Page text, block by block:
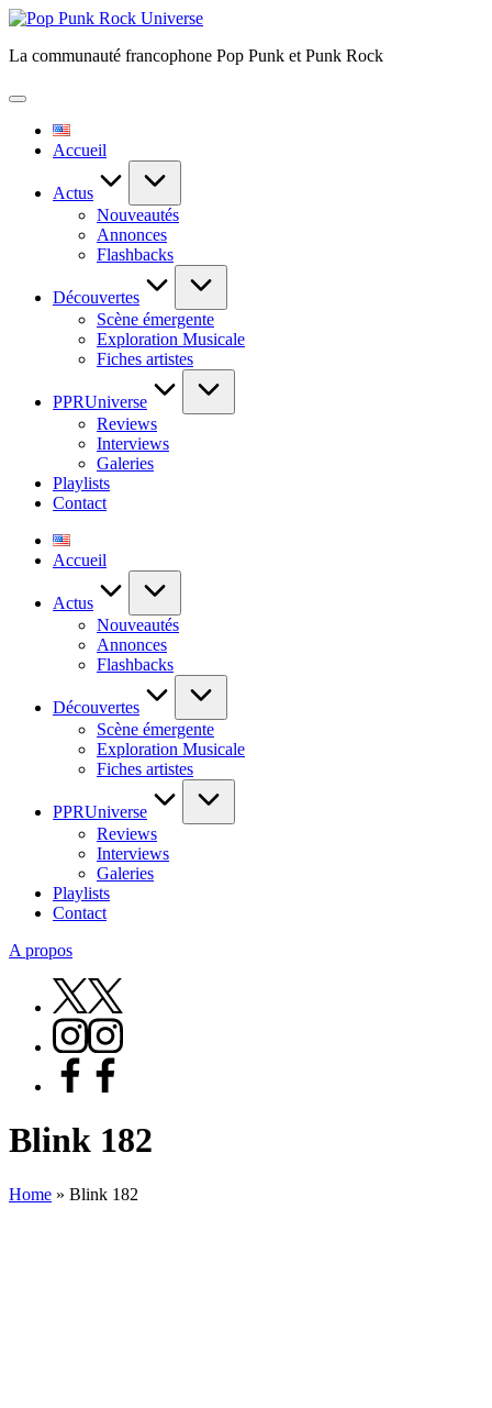
Skip
content
Pop
Rock
La communauté francophone Pop Punk et Punk Rock
Accueil
Actus
Nouveautés
Annonces
Flashbacks
Découvertes
Scène émergente
Exploration Musicale
Fiches artistes
PPRUniverse
Reviews
Interviews
Galeries
Playlists
Contact
Accueil
Actus
Nouveautés
Annonces
Flashbacks
Découvertes
Scène émergente
Exploration Musicale
Fiches artistes
PPRUniverse
Reviews
Interviews
Galeries
Playlists
Contact
A propos
X
Instagram
Facebook
Blink 182
Home » Blink 182